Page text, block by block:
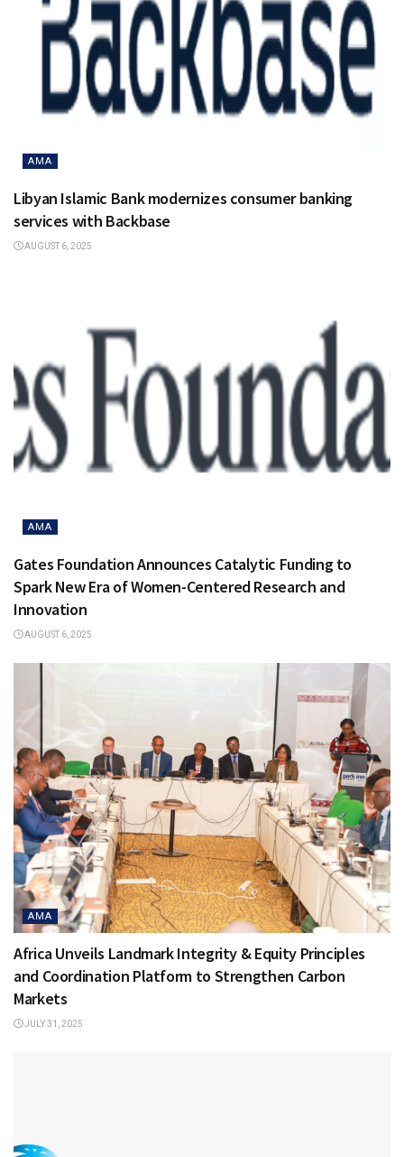
AMA
Libyan Islamic Bank modernizes consumer banking
services with Backbase
AUGUST 6, 2025
AMA
Gates Foundation Announces Catalytic Funding to
Spark New Era of Women-Centered Research and
Innovation
AUGUST 6, 2025
AMA
Africa Unveils Landmark Integrity & Equity Principles
and Coordination Platform to Strengthen Carbon
Markets
JULY 31, 2025